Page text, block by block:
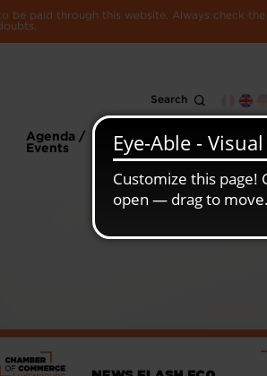
paid through this website. Always check
Search
Agenda /
Events
information